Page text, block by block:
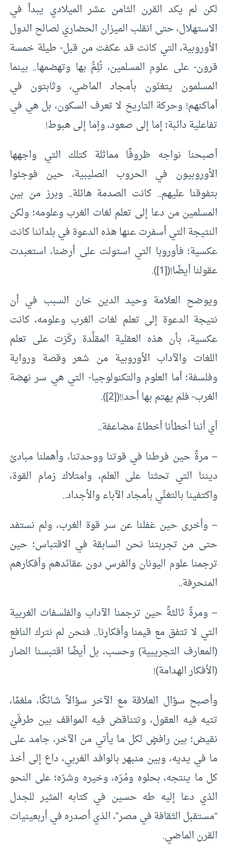
لكن لم يكد القرن الثامن عشر الميلادي يبدأ في
الاستهلال، حتى انقلب الميزان الحضاري لصالح الدول
الأوروبية، التي كانت قد عكفت من قبل- طيلة خمسة
قرون- على علوم المسلمين، تُلِمُّ بها وتهضمها.. بينما
المسلمون يتغنّون بأمجاد الماضي، وثابتون في
أماكنهم! وحركة التاريخ لا تعرف السكون، بل هي في
تفاعلية دائبة؛ إما إلى صعود، وإما إلى هبوط!
أصبحنا نواجه ظروفًا مماثلة كتلك التي واجهها
الأوروبيون في الحروب الصليبية، حين فوجئوا
بتفوقنا عليهم.. كانت الصدمة هائلة.. وبرز من بين
المسلمين من دعا إلى تعلم لغات الغرب وعلومه؛ ولكن
النتيجة التي أسفرت عنها هذه الدعوة في بلداننا كانت
عكسية؛ فأوروبا التي استولت على أرضنا، استعبدت
عقولنا أيضًا!([1]
).
ويوضح العلامة وحيد الدين خان السبب في أن
نتيجة الدعوة إلى تعلم لغات الغرب وعلومه، كانت
عكسية، بأن هذه العقلية المقلِّدة ركّزت على تعلم
اللغات والآداب الأوروبية من شعر وقصة ورواية
وفلسفة؛ أما العلوم والتكنولوجيا- التي هي سر نهضة
الغرب- فلم يهتم بها أحد!!([2]
).
أي أننا أخطأنا أخطاءً مضاعفة..
– مرةً حين فرطنا في قوتنا ووحدتنا، وأهملنا مبادئ
ديننا التي تحثنا على العلم، وامتلاك زمام القوة،
واكتفينا بالتغنِّي بأمجاد الآباء والأجداد..
– وأخرى حين غفلنا عن سر قوة الغرب، ولم نستفد
حتى من تجربتنا نحن السابقة في الاقتباس؛ حين
ترجمنا علوم اليونان والفرس دون عقائدهم وأفكارهم
المنحرفة..
– ومرةً ثالثةً حين ترجمنا الآداب والفلسفات الغربية
التي لا تتفق مع قيمنا وأفكارنا.. فنحن لم نترك النافع
(المعارف التجريبية) وحسب، بل أيضًا اقتبسنا الضار
(الأفكار الهدامة)!
وأصبح سؤال العلاقة مع الآخر سؤالاً شائكًا، ملغمًا،
تتيه فيه العقول، وتتناقض فيه المواقف بين طرفَيْ
نقيض؛ بين رافضٍ لكل ما يأتي من الآخر، جامد على
ما في يديه، وبين منبهر بالوافد الغربي، داع إلى أخذ
كل ما ينتجه، بحلوه ومُرّه، وخيره وشرّه؛ على النحو
الذي دعا إليه طه حسين في كتابه المثير للجدل
“مستقبل الثقافة في مصر”، الذي أصدره في أربعينيات
القرن الماضي.